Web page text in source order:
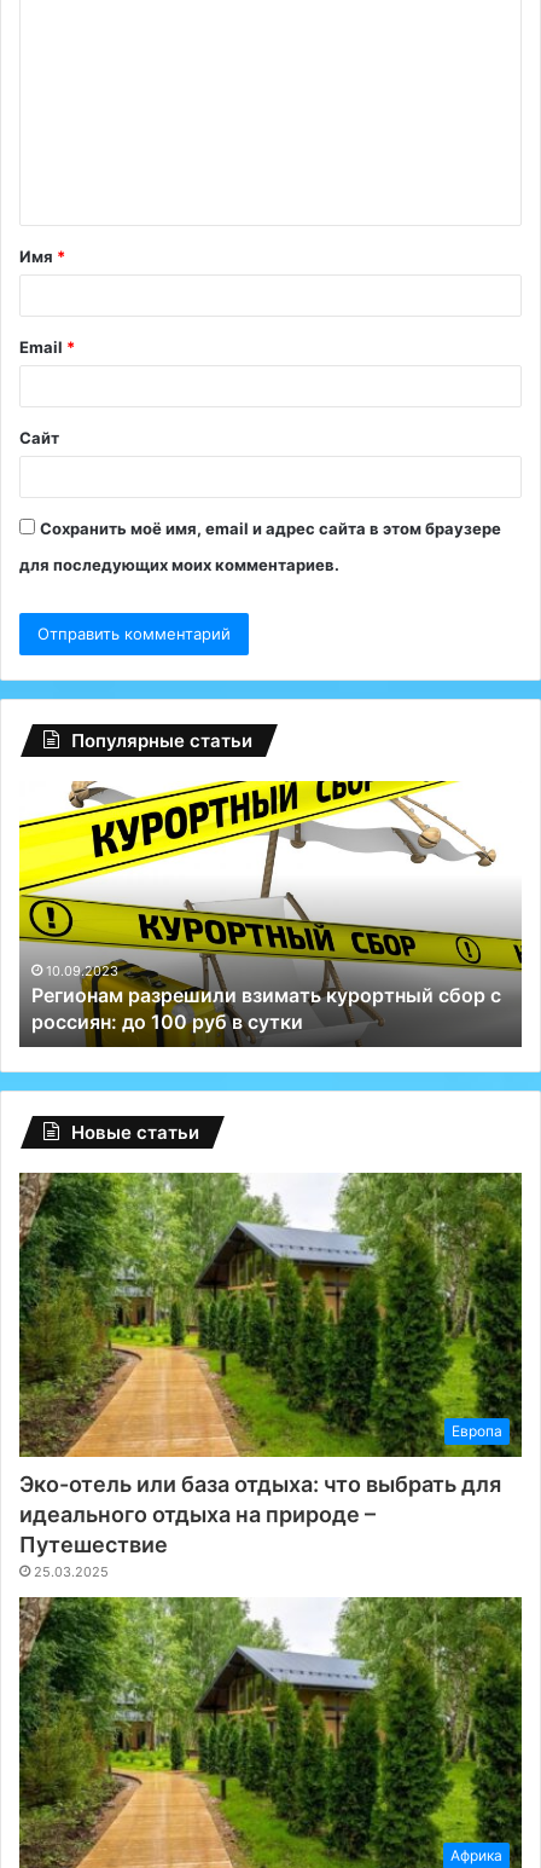
т
а
й
*
Имя *
Email *
Сайт
Сохранить моё имя, email и адрес сайта в этом браузере
для последующих моих комментариев.
Популярные статьи
Регионам
разрешили
взимать
курортный
сбор
россиян:
до
100
руб
в
сутки
10.09.2023
Регионам разрешили взимать курортный сбор с
россиян: до 100 руб в сутки
и
Новые статьи
Европа
Эко-отель или база отдыха: что выбрать для
идеального отдыха на природе –
Путешествие
25.03.2025
Африка